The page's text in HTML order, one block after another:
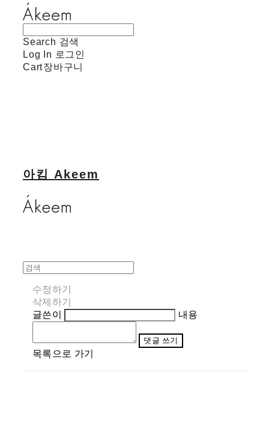
Search 검색
Log In 로그인
Cart장바구니
아킴 Akeem
수정하기
삭제하기
글쓴이
내용
댓글 쓰기
목록으로 가기